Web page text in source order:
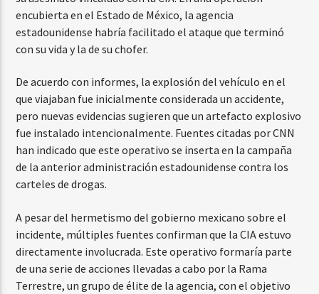
encubierta en el Estado de México, la agencia
estadounidense habría facilitado el ataque que terminó
con su vida y la de su chofer.
De acuerdo con informes, la explosión del vehículo en el
que viajaban fue inicialmente considerada un accidente,
pero nuevas evidencias sugieren que un artefacto explosivo
fue instalado intencionalmente. Fuentes citadas por CNN
han indicado que este operativo se inserta en la campaña
de la anterior administración estadounidense contra los
carteles de drogas.
A pesar del hermetismo del gobierno mexicano sobre el
incidente, múltiples fuentes confirman que la CIA estuvo
directamente involucrada. Este operativo formaría parte
de una serie de acciones llevadas a cabo por la Rama
Terrestre, un grupo de élite de la agencia, con el objetivo